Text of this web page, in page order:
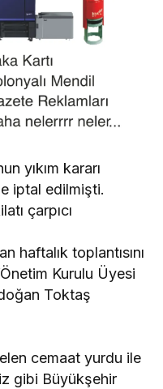
yıkım kararı
iptal edilmişti.
çarpıcı
haftalık toplantısını
Kurulu Üyesi
Toktaş
cemaat yurdu ile
gibi Büyükşehir